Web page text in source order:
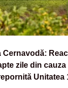
Cernavodă:
zile din
Unitatea